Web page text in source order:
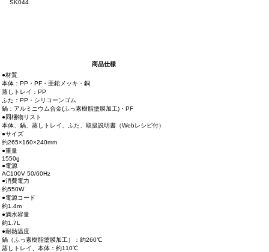
商品仕様
●材質
本体：PP・PF・亜鉛メッキ・銅
蒸しトレイ：PP
ふた：PP・シリコーンゴム
鍋：アルミニウム合金(ふっ素樹脂塗膜加工)・PF
●同梱物リスト
本体、鍋、蒸しトレイ、ふた、取扱説明書（Webレシピ付）
●サイズ
約265×160×240mm
●重量
1550g
●電源
AC100V 50/60Hz
●消費電力
約550W
●電源コード
約1.4m
●満水容量
約1.7L
●耐熱温度
鍋（ふっ素樹脂塗膜加工）：約260℃
蒸しトレイ、本体：約110℃